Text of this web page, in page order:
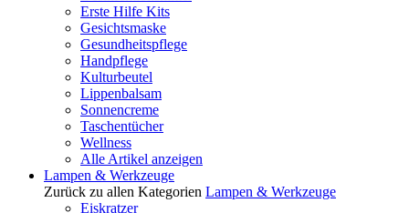
Erste Hilfe Kits
Gesichtsmaske
Gesundheitspflege
Handpflege
Kulturbeutel
Lippenbalsam
Sonnencreme
Taschentücher
Wellness
Alle Artikel anzeigen
Lampen & Werkzeuge
Zurück zu allen Kategorien Lampen & Werkzeuge
Eiskratzer